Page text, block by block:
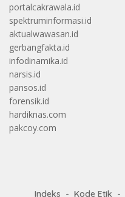
portalcakrawala.id
spektruminformasi.id
aktualwawasan.id
gerbangfakta.id
infodinamika.id
narsis.id
pansos.id
forensik.id
hardiknas.com
pakcoy.com
Indeks Kode Etik